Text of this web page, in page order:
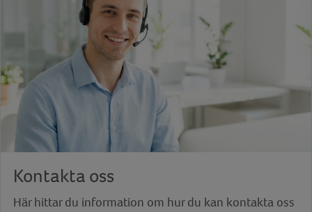
Kontakta oss
Här hittar du information om hur du kan kontakta oss